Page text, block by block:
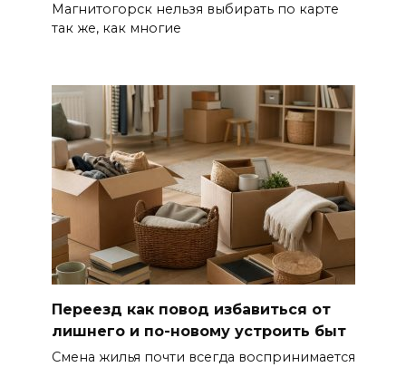
Магнитогорск нельзя выбирать по карте
так же, как многие
Переезд как повод избавиться от
лишнего и по-новому устроить быт
Смена жилья почти всегда воспринимается